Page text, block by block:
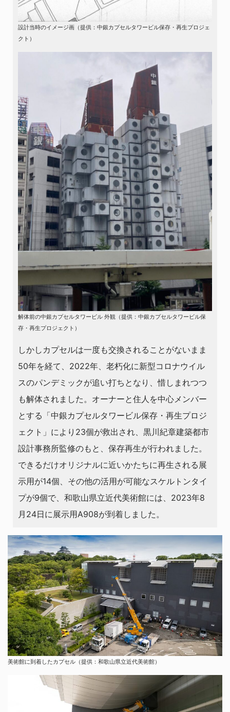
設計当時のイメージ画（提供：中銀カプセルタワービル保存・再生プロジェ
クト）
解体前の中銀カプセルタワービル 外観（提供：中銀カプセルタワービル保
存・再生プロジェクト）
しかしカプセルは一度も交換されることがないまま
50年を経て、2022年、老朽化に新型コロナウイル
スのパンデミックが追い打ちとなり、惜しまれつつ
も解体されました。オーナーと住人を中心メンバー
とする「中銀カプセルタワービル保存・再生プロジ
ェクト」により23個が救出され、黒川紀章建築都市
設計事務所監修のもと、保存再生が行われました。
できるだけオリジナルに近いかたちに再生される展
示用が14個、その他の活用が可能なスケルトンタイ
プが9個で、和歌山県立近代美術館には、2023年8
月24日に展示用A908が到着しました。
美術館に到着したカプセル（提供：和歌山県立近代美術館）